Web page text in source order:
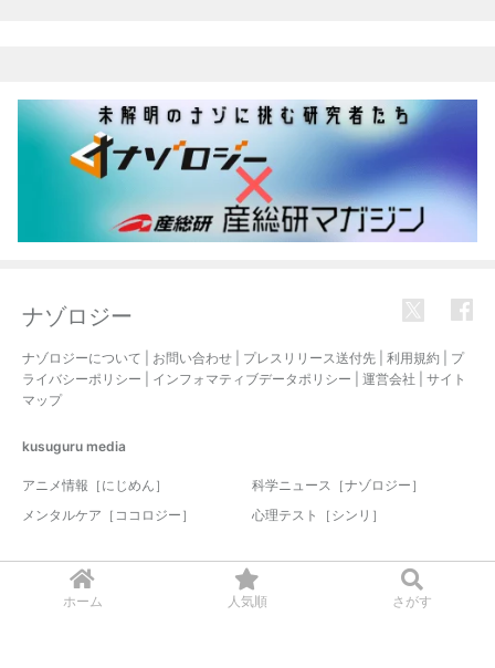
ホーム 人気順 さがす
ナゾロジー
ナゾロジーについて お問い合わせ プレスリリース送付先 利用規約
プ
ライバシーポリシー
インフォマティブデータポリシー 運営会社
サイト
マップ
kusuguru media
アニメ情報［にじめん］
科学ニュース［ナゾロジー］
メンタルケア［ココロジー］
心理テスト［シンリ］
© 2017-2026 nazology. all rights reserved.